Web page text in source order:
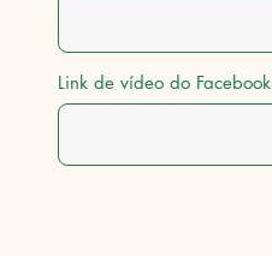
Link de vídeo do Facebook